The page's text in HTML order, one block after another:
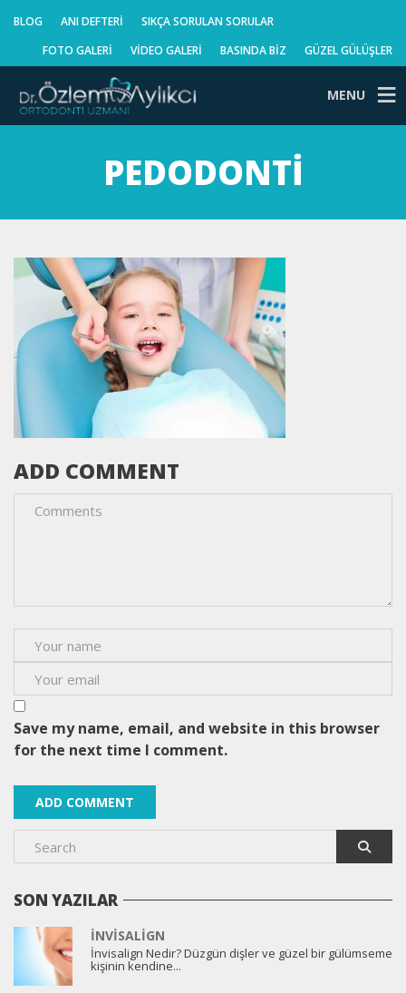
BLOG ANI DEFTERI
SIKÇA SORULAN SORULAR
FOTO GALERI
VIDEO GALERI BASINDA BIZ GÜZEL GÜLÜŞLER
MENU
PEDODONTI
ADD COMMENT
Save my name, email, and website in this browser
for the next time I comment.
SON YAZILAR
İNVISALIGN
İnvisalign Nedir? Düzgün dişler ve güzel bir gülümseme
kişinin kendine...